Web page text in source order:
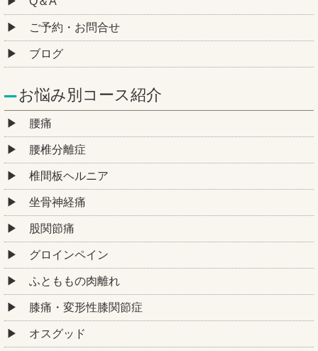
ご予約・お問合せ
ブログ
お悩み別コース紹介
腰痛
腰椎分離症
椎間板ヘルニア
坐骨神経痛
股関節痛
グロインペイン
ふとももの肉離れ
膝痛・変形性膝関節症
オスグッド